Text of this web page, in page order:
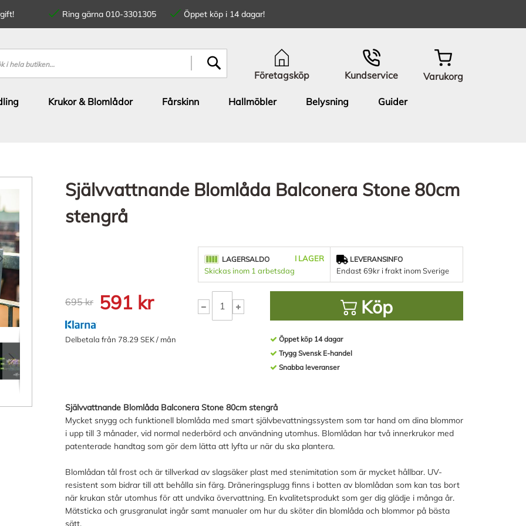
Ring gärna 010-3301305
Öppet köp i 14 dagar!
Företagsköp Kundservice Varukorg
Krukor & Blomlådor Fårskinn Hallmöbler Belysning
Guider
Självvattnande Blomlåda Balconera Stone 80cm
stengrå
695 kr 591 kr
Delbetala från 78.29 SEK / mån
LAGERSALDO
I LAGER
Skickas inom 1 arbetsdag
LEVERANSINFO
Endast 69kr i frakt inom Sverige
Köp
Öppet köp 14 dagar
Trygg Svensk E-handel
Snabba leveranser
Självvattnande Blomlåda Balconera Stone 80cm stengrå
Mycket snygg och funktionell blomlåda med smart självbevattningssystem som tar hand om dina blommor
i upp till 3 månader, vid normal nederbörd och användning utomhus. Blomlådan har två innerkrukor med
patenterade handtag som gör dem lätta att lyfta ur när du ska plantera.
Blomlådan tål frost och är tillverkad av slagsäker plast med stenimitation som är mycket hållbar. UV-
resistent som bidrar till att behålla sin färg. Dräneringsplugg finns i botten av blomlådan som kan tas bort
när krukan står utomhus för att undvika övervattning. En kvalitetsprodukt som ger dig glädje i många år.
Mätsticka och grusgranulat ingår samt manualer om hur du sköter din blomlåda och blommor på bästa
sätt.